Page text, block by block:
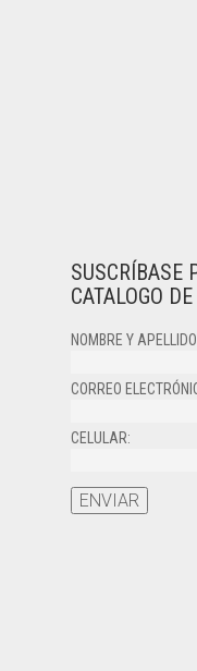
SUSCRÍBASE
CATALOGO
NOMBRE Y
CORREO
CELULAR: